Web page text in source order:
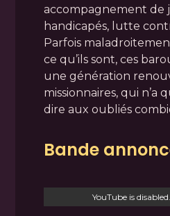
accompagnement de
handicapés, lutte
Parfois
ce qu’ils sont, ces
une génération
missionnaires, qui n’a
dire aux oubliés
Bande
YouTube is disabled.